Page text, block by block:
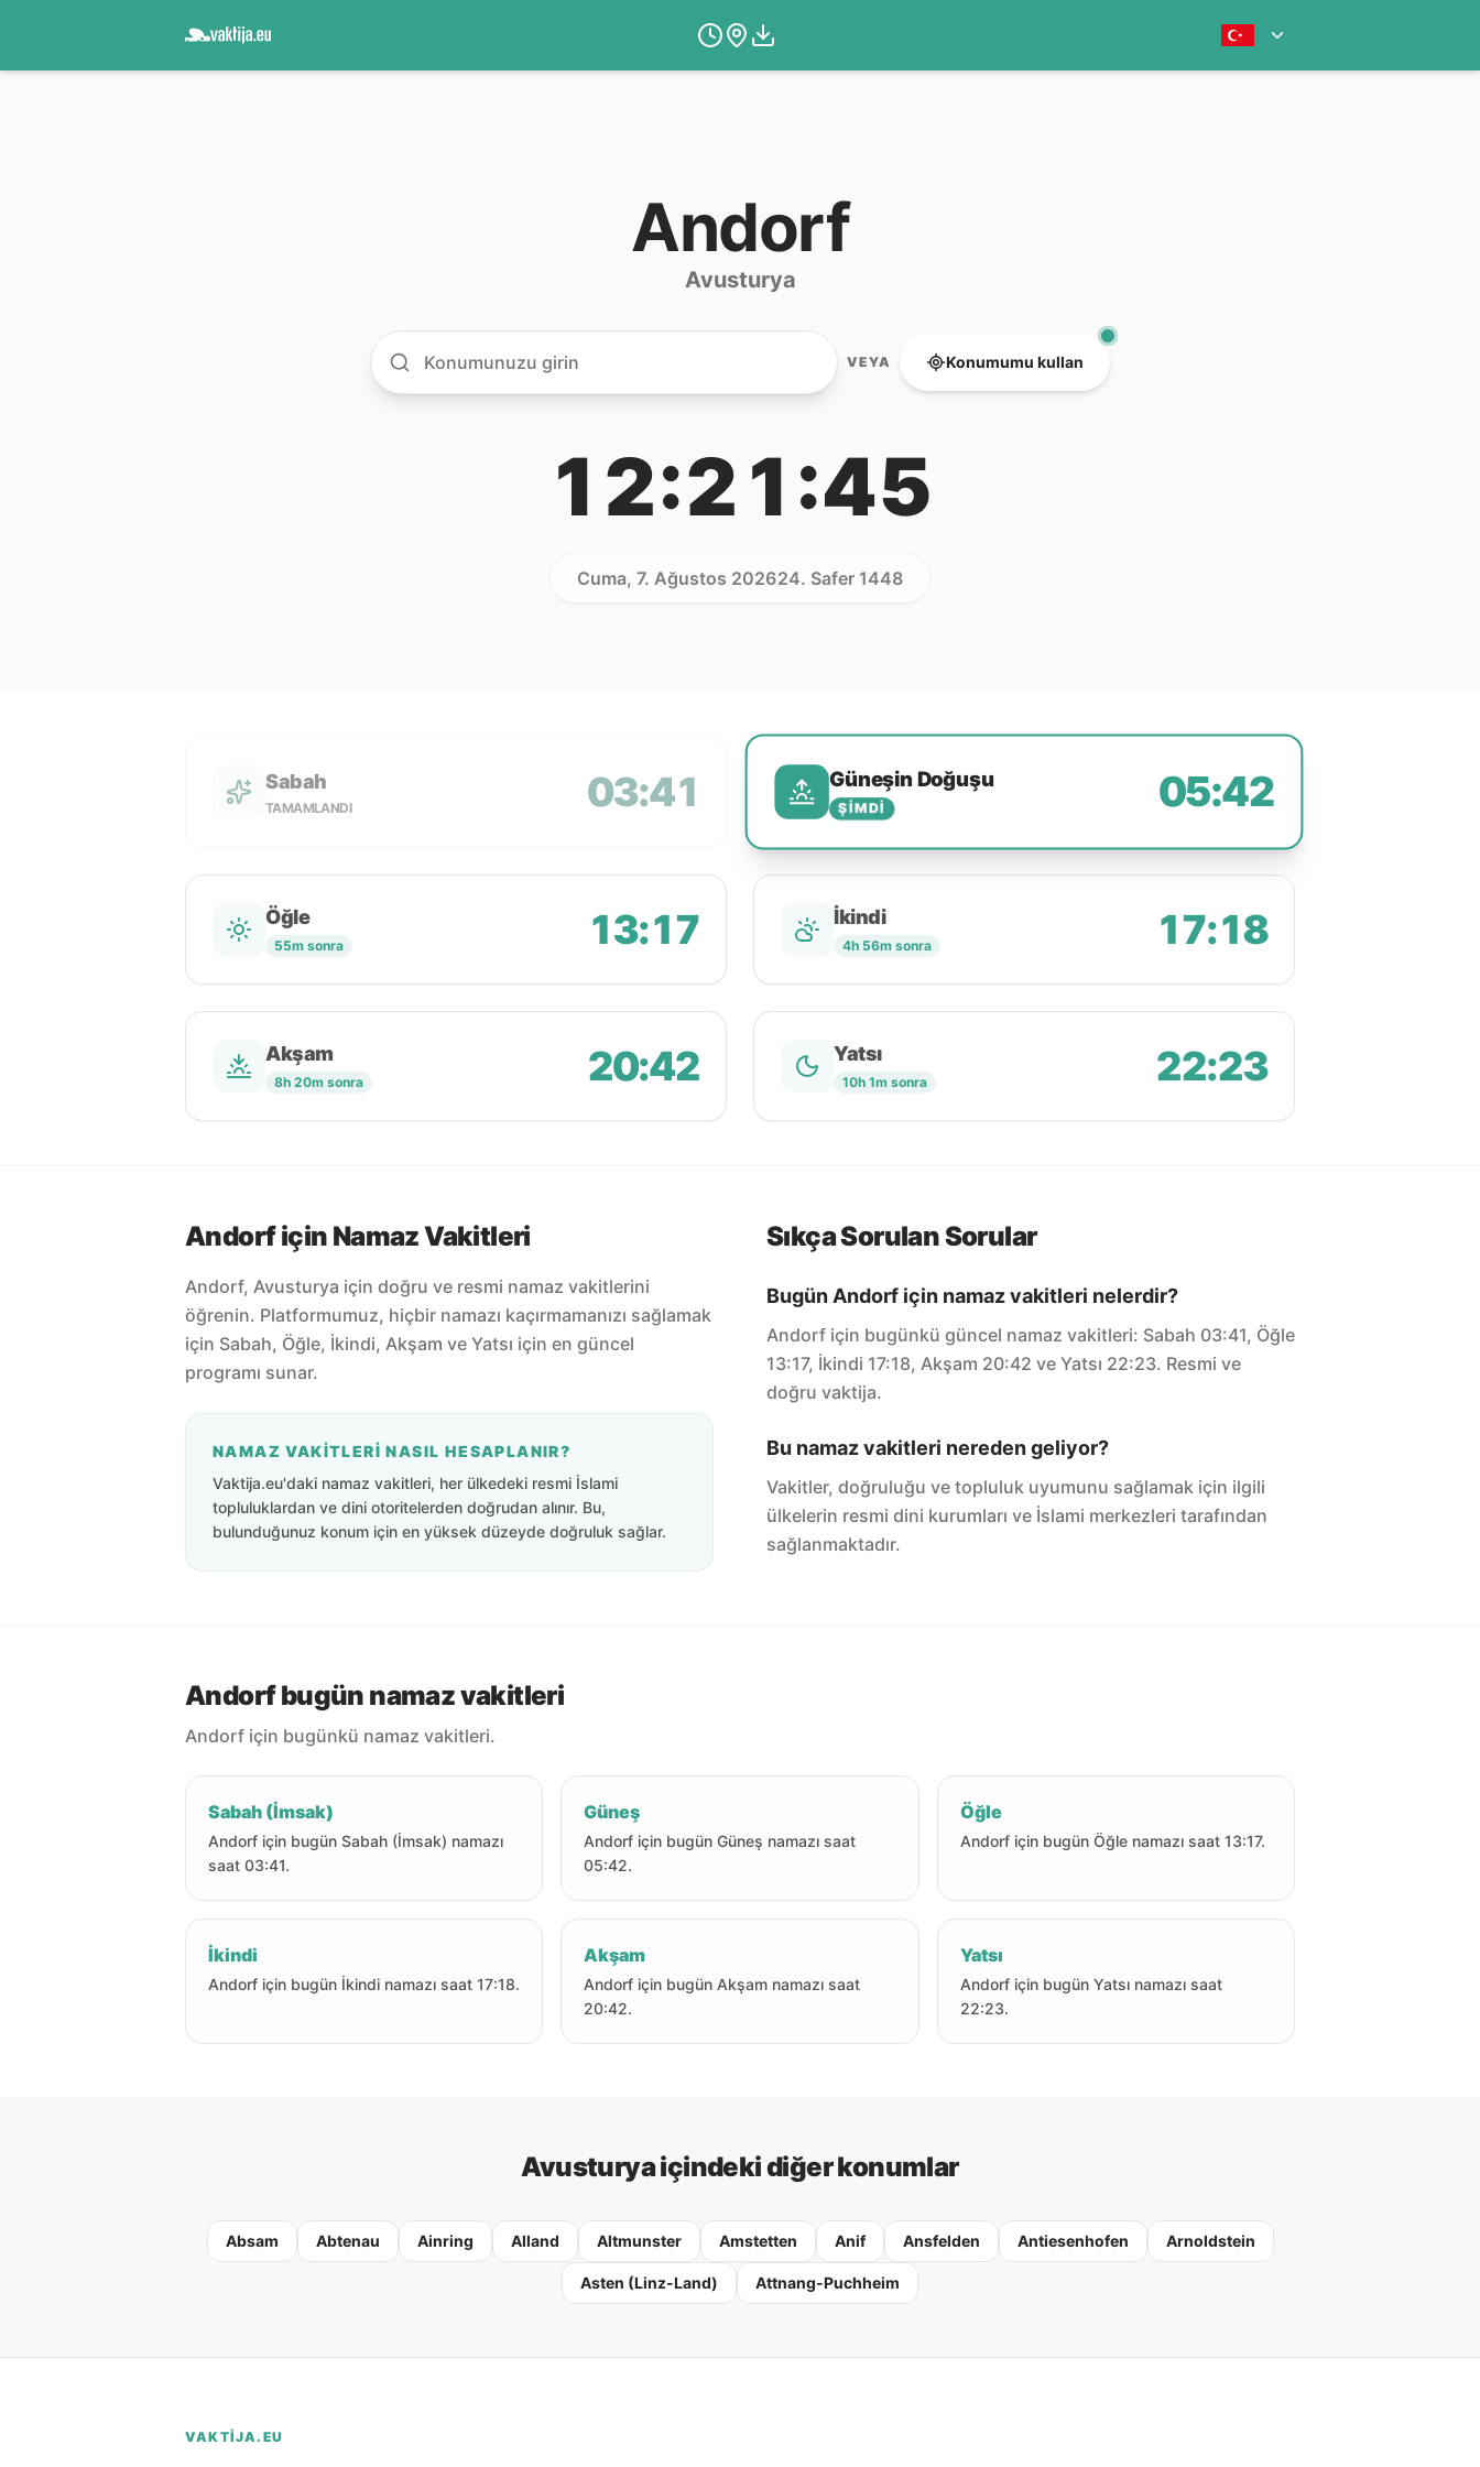
Andorf
Avusturya
VEYA Konumumu kullan
12:21:45
Cuma, 7. Ağustos 202624. Safer 1448
Sabah
TAMAMLANDI 03:41 Güneşin Doğuşu
ŞIMDI 05:42
Öğle
55m sonra 13:17 İkindi
4h 56m sonra 17:18
Akşam
8h 20m sonra 20:42 Yatsı
10h 1m sonra 22:23
Andorf için Namaz Vakitleri
Andorf, Avusturya için doğru ve resmi namaz vakitlerini
öğrenin. Platformumuz, hiçbir namazı kaçırmamanızı sağlamak
için Sabah, Öğle, İkindi, Akşam ve Yatsı için en güncel
programı sunar.
NAMAZ VAKITLERI NASIL HESAPLANIR?
Vaktija.eu'daki namaz vakitleri, her ülkedeki resmi İslami
topluluklardan ve dini otoritelerden doğrudan alınır. Bu,
bulunduğunuz konum için en yüksek düzeyde doğruluk sağlar.
Sıkça Sorulan Sorular
Bugün Andorf için namaz vakitleri nelerdir?
Andorf için bugünkü güncel namaz vakitleri: Sabah 03:41, Öğle
13:17, İkindi 17:18, Akşam 20:42 ve Yatsı 22:23. Resmi ve
doğru vaktija.
Bu namaz vakitleri nereden geliyor?
Vakitler, doğruluğu ve topluluk uyumunu sağlamak için ilgili
ülkelerin resmi dini kurumları ve İslami merkezleri tarafından
sağlanmaktadır.
Andorf bugün namaz vakitleri
Andorf için bugünkü namaz vakitleri.
Sabah (İmsak)
Andorf için bugün Sabah (İmsak) namazı
saat 03:41.
Güneş
Andorf için bugün Güneş namazı saat
05:42.
Öğle
Andorf için bugün Öğle namazı saat 13:17.
İkindi
Andorf için bugün İkindi namazı saat 17:18.
Akşam
Andorf için bugün Akşam namazı saat
20:42.
Yatsı
Andorf için bugün Yatsı namazı saat
22:23.
Avusturya içindeki diğer konumlar
Absam Abtenau Ainring Alland Altmunster Amstetten Anif Ansfelden Antiesenhofen Arnoldstein
Asten (Linz-Land) Attnang-Puchheim
VAKTIJA.EU